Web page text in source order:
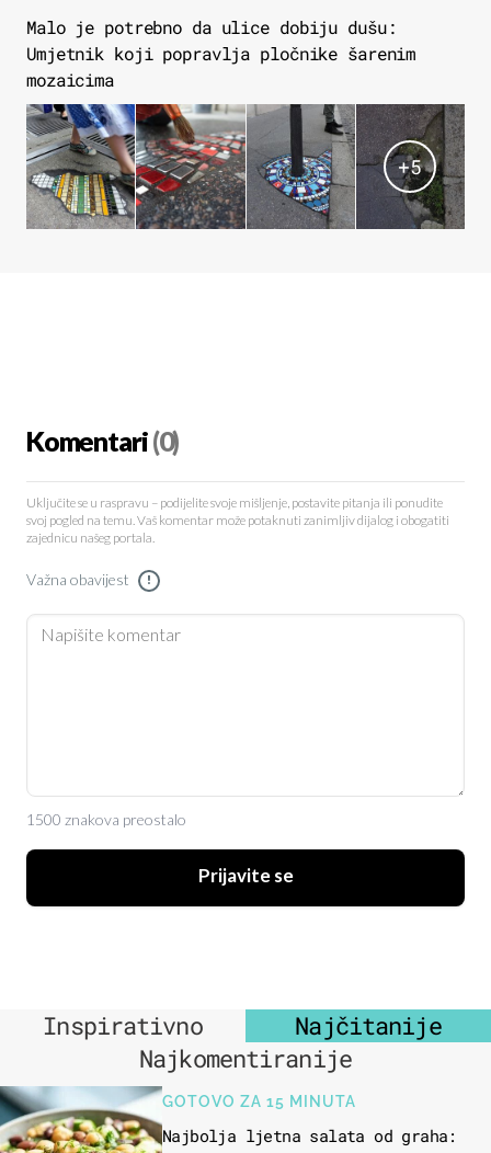
Malo je potrebno da ulice dobiju dušu:
Umjetnik koji popravlja pločnike šarenim
mozaicima
+5
Komentari(0)
Uključite se u raspravu – podijelite svoje mišljenje, postavite pitanja ili ponudite
svoj pogled na temu. Vaš komentar može potaknuti zanimljiv dijalog i obogatiti
zajednicu našeg portala.
Važna obavijest !
1500 znakova preostalo
Prijavite se
Inspirativno
Najčitanije
Najkomentiranije
GOTOVO ZA 15 MINUTA
Najbolja ljetna salata od graha: